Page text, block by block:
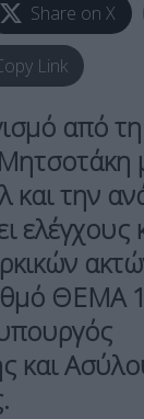
Share on X
Link
από
και την
ελέγχους
ΘΕΜΑ
και